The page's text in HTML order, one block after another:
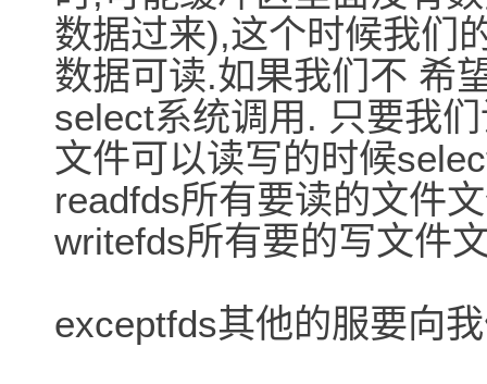
数据过来),这个时候我们
数据可读.如果我们不 希
select系统调用. 只要我
文件可以读写的时候
readfds所有要读的文件
writefds所有要的写文件
exceptfds其他的服要向